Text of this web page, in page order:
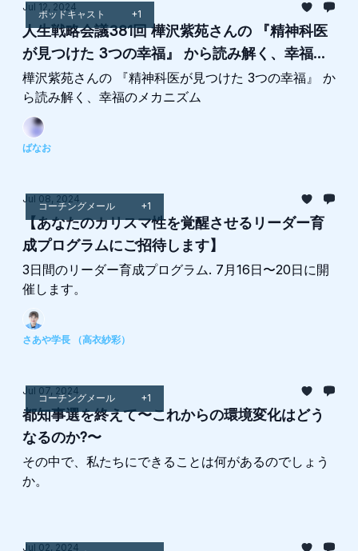
ポッドキャスト +1
Jul 12, 2024
人生戦略会議381回 樺沢紫苑さんの 『精神科医
が見つけた 3つの幸福』 から読み解く、幸福の
メカニズム
樺沢紫苑さんの 『精神科医が見つけた 3つの幸福』 か
ら読み解く、幸福のメカニズム
ばなお
コーチングメール +1
Jul 08, 2024
【あなたのカリスマ性を覚醒させるリーダー育
成プログラムにご招待します】
3日間のリーダー育成プログラム. 7月16日〜20日に開
催します。
さあや学長 （高衣紗彩）
コーチングメール +1
Jul 07, 2024
都知事選を終えて〜これからの環境変化はどう
なるのか?〜
その中で、私たちにできることは何があるのでしょう
か。
Jul 02, 2024